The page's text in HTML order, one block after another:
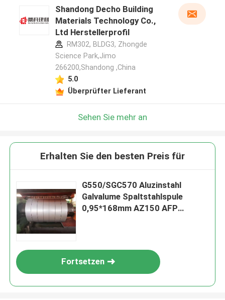
Shandong Decho Building
Materials Technology Co.,
Ltd Herstellerprofil
RM302, BLDG3, Zhongde
Science Park,Jimo
266200,Shandong ,China
5.0
Überprüfter Lieferant
Sehen Sie mehr an
Erhalten Sie den besten Preis für
G550/SGC570 Aluzinstahl
Galvalume Spaltstahlspule
0,95*168mm AZ150 AFP
Fortsetzen